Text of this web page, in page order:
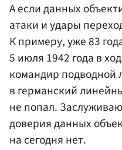
А если данных
атаки и удары
К примеру, уже 83
5 июля 1942 года в
командир подводной
в германский
не попал.
доверия данных
на сегодня нет.